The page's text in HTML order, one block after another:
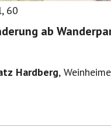
, 60
ab
Hardberg,